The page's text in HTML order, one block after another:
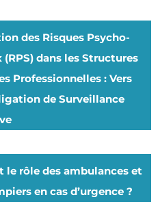
des Risques Psycho-
(RPS) dans les Structures
Professionnelles : Vers
de Surveillance
le rôle des ambulances et
en cas d’urgence ?